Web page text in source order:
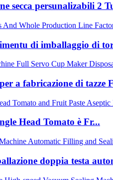
secca persunalizabili 2
di imballaggio di
a fabricazione di tazze
Head Tomato è Fr...
doppia testa